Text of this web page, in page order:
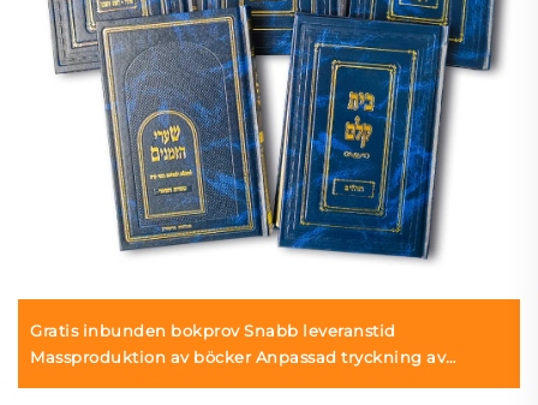
Gratis inbunden bokprov Snabb leveranstid
Massproduktion av böcker Anpassad tryckning av